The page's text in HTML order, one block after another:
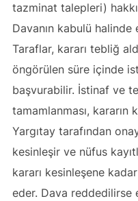
tazminat talepleri)
Davanın kabulü
Taraflar, kararı tebliğ
öngörülen süre içinde
başvurabilir. İstinaf ve
tamamlanması, kararın
Yargıtay tarafından
kesinleşir ve nüfus
kararı kesinleşene
eder. Dava reddedilirse